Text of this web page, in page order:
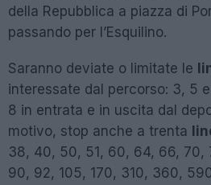
della Repubblica a piazza di
passando per l’Esquilino.
Saranno deviate o limitate le
interessate dal percorso: 3, 5
8 in entrata e in uscita dal
motivo, stop anche a trenta
38, 40, 50, 51, 60, 64, 66, 70,
90, 92, 105, 170, 310, 360,